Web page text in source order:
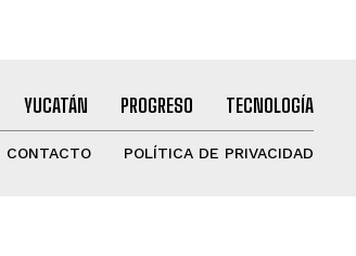
YUCATÁN PROGRESO TECNOLOGÍA
CONTACTO POLÍTICA DE PRIVACIDAD